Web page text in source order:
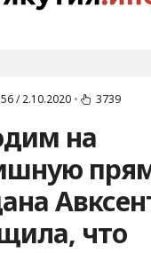
/ 2.10.2020 • 3739
на
что